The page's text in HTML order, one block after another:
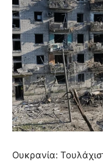
Ουκρανία: